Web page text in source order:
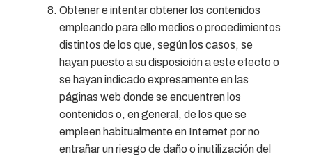
Obtener e intentar obtener los contenidos
empleando para ello medios o procedimientos
distintos de los que, según los casos, se
hayan puesto a su disposición a este efecto o
se hayan indicado expresamente en las
páginas web donde se encuentren los
contenidos o, en general, de los que se
empleen habitualmente en Internet por no
entrañar un riesgo de daño o inutilización del